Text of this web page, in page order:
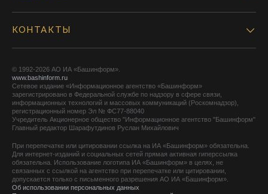
КОНТАКТЫ
© 1992-2026 АО ИА «Башинформ».
www.bashinform.ru
Сетевое издание «Информационное агентство «Башинформ»
зарегистрировано в Федеральной службе по надзору в сфере связи,
информационных технологий и массовых коммуникаций (Роскомнадзор),
регистрационный номер Эл № ФС77-88040
Учредитель Акционерное общество "Информационное агентство "Башинформ"
Главный редактор Шарафутдинов Руслан Михайлович
При перепечатке или цитировании ссылка на ИА «Башинформ» обязательна.
Для интернет-изданий и социальных сетей прямая активная гиперссылка
обязательна. Использование логотипа ИА «Башинформ» в целях, не
связанных с ссылкой на агентство при перепечатке или цитировании,
допускается только с письменного разрешения АО ИА «Башинформ».
Об использовании персональных данных